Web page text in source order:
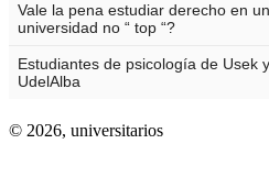
© 2026, universitarios